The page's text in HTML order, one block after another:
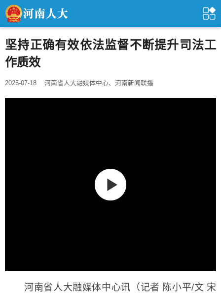
坚持正确有效依法监督不断提升司法工
作质效
2025-07-18 河南省人大融媒体中心、河南新闻联播
河南省人大融媒体中心讯（记者 陈小平/文 宋